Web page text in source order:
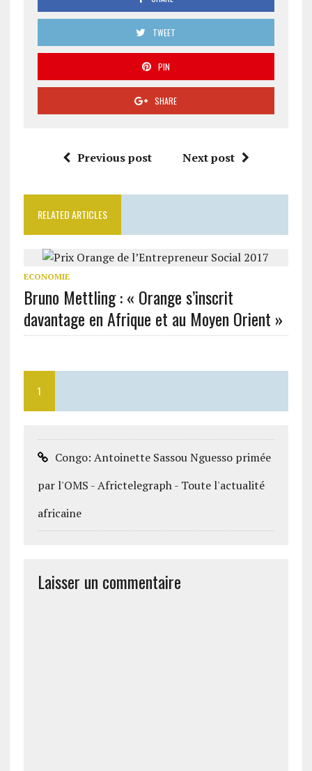
TWEET
PIN
SHARE
Previous post Next post
RELATED ARTICLES
ECONOMIE
Bruno Mettling : « Orange s’inscrit
davantage en Afrique et au Moyen Orient »
1
Congo: Antoinette Sassou Nguesso primée
par l'OMS - Africtelegraph - Toute l'actualité
africaine
Laisser un commentaire